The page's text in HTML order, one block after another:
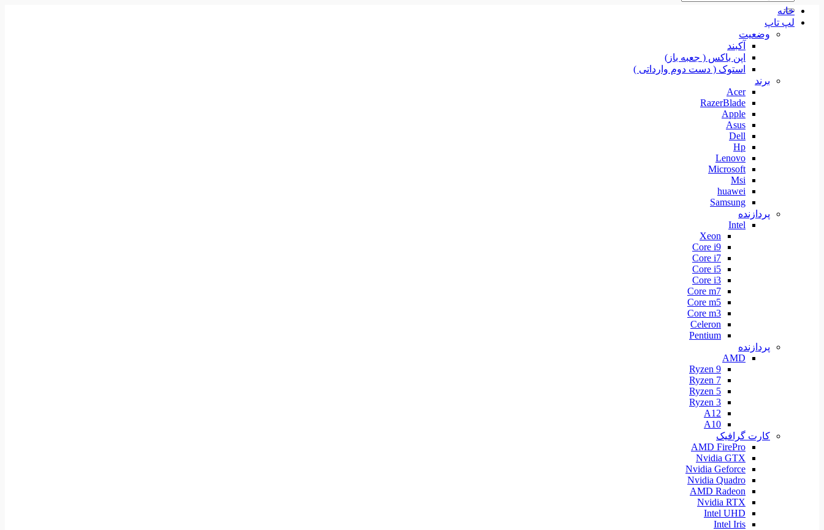
برای:
خانه
لپ تاپ
وضعیت
آکبند
اپن باکس ( جعبه باز)
استوک ( دست دوم وارداتی )
برند
Acer
RazerBlade
Apple
Asus
Dell
Hp
Lenovo
Microsoft
Msi
huawei
Samsung
پردازنده
Intel
Xeon
Core i9
Core i7
Core i5
Core i3
Core m7
Core m5
Core m3
Celeron
Pentium
پردازنده
AMD
Ryzen 9
Ryzen 7
Ryzen 5
Ryzen 3
A12
A10
کارت گرافیک
AMD FirePro
Nvidia GTX
Nvidia Geforce
Nvidia Quadro
AMD Radeon
Nvidia RTX
Intel UHD
Intel Iris